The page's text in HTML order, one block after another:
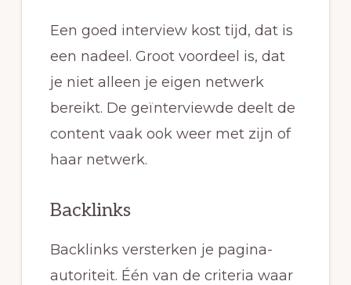
Een goed interview kost tijd, dat is
een nadeel. Groot voordeel is, dat
je niet alleen je eigen netwerk
bereikt. De geïnterviewde deelt de
content vaak ook weer met zijn of
haar netwerk.
Backlinks
Backlinks versterken je pagina-
autoriteit. Één van de criteria waar